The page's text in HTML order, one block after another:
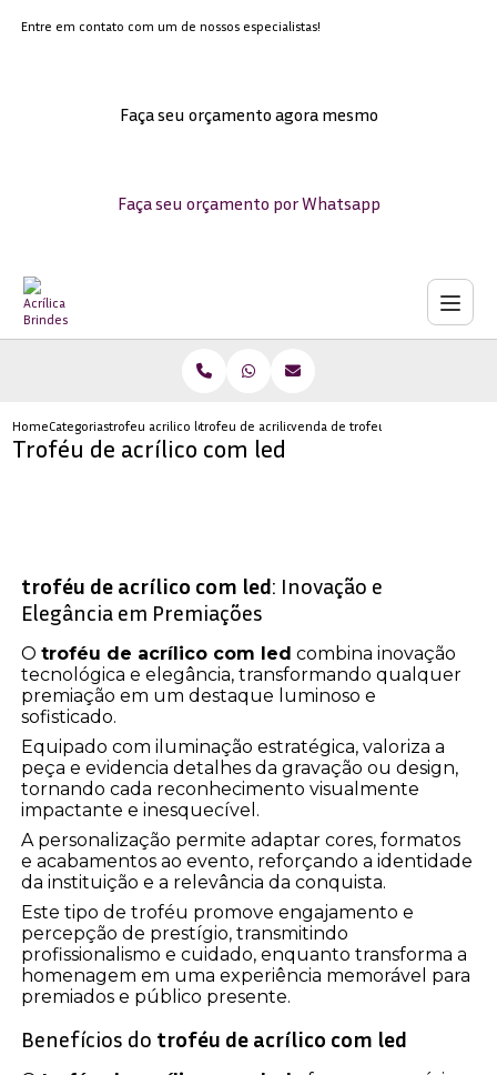
Entre em contato com um de nossos especialistas!
Faça seu orçamento agora mesmo
Faça seu orçamento por Whatsapp
HomeCategoriastrofeu acrilico ledtrofeu de acrilico transparente para formatura
venda de trofeu em acrilico
Troféu de acrílico com led
troféu de acrílico com led: Inovação e
Elegância em Premiações
Otroféu de acrílico com led combina inovação
tecnológica e elegância, transformando qualquer
premiação em um destaque luminoso e
sofisticado.
Equipado com iluminação estratégica, valoriza a
peça e evidencia detalhes da gravação ou design,
tornando cada reconhecimento visualmente
impactante e inesquecível.
A personalização permite adaptar cores, formatos
e acabamentos ao evento, reforçando a identidade
da instituição e a relevância da conquista.
Este tipo de troféu promove engajamento e
percepção de prestígio, transmitindo
profissionalismo e cuidado, enquanto transforma a
homenagem em uma experiência memorável para
premiados e público presente.
Benefícios do troféu de acrílico com led